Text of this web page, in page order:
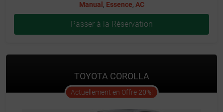
Manual , Essence, AC
Passer à la Réservation
TOYOTA COROLLA
Actuellement en Offre 20%!offer